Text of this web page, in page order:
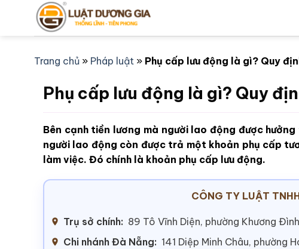
Trang chủ » Pháp luật » Phụ cấp lưu động là gì? Quy
Phụ cấp lưu động là gì? Quy
Bên cạnh tiền lương mà người lao động được
người lao động còn được trả một khoản phụ cấp
làm việc. Đó chính là khoản phụ cấp lưu động.
CÔNG TY LUẬT
Trụ sở chính: 89 Tô Vĩnh Diện, phường Khương
Chi nhánh Đà Nẵng: 141 Diệp Minh Châu, phường